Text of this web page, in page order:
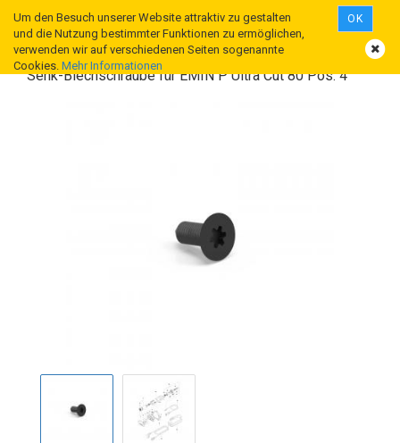
Um den Besuch unserer Website attraktiv zu gestalten
und die Nutzung bestimmter Funktionen zu ermöglichen,
verwenden wir auf verschiedenen Seiten sogenannte
Cookies. Mehr Informationen
OK
Senk-Blechschraube für EMIN P Ultra Cut 80 Pos. 4